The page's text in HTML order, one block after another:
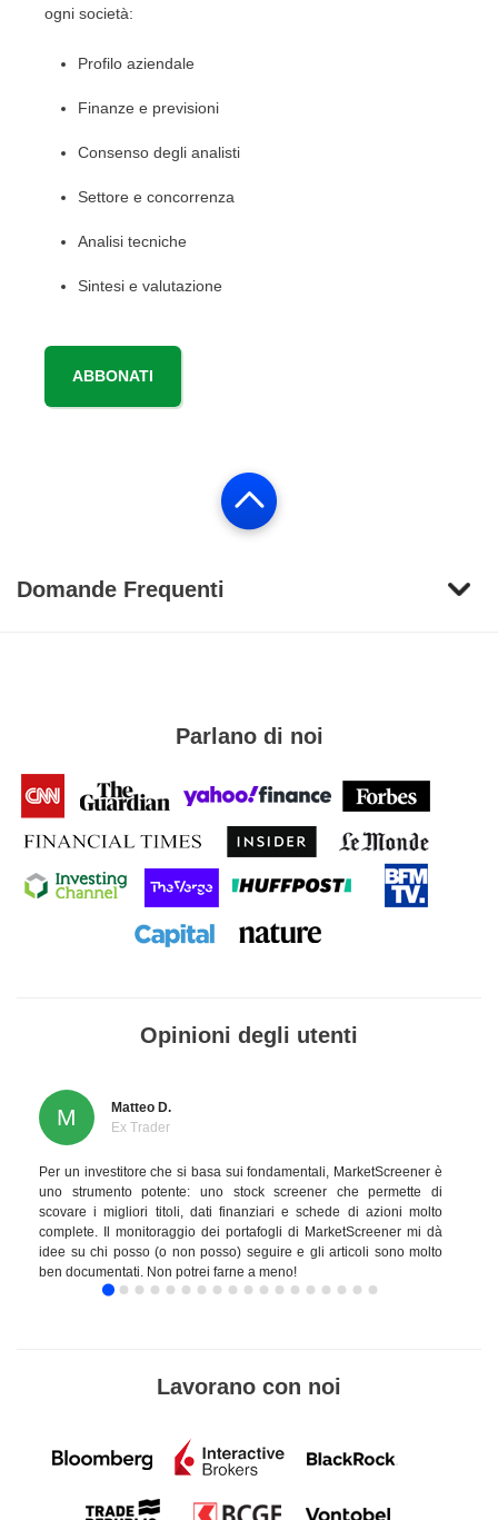
ogni società:
Profilo aziendale
Finanze e previsioni
Consenso degli analisti
Settore e concorrenza
Analisi tecniche
Sintesi e valutazione
ABBONATI
Domande Frequenti
Parlano di noi
Opinioni degli utenti
M
Matteo D.
Ex Trader
Per un investitore che si basa sui fondamentali, MarketScreener è
uno strumento potente: uno stock screener che permette di
scovare i migliori titoli, dati finanziari e schede di azioni molto
complete. Il monitoraggio dei portafogli di MarketScreener mi dà
idee su chi posso (o non posso) seguire e gli articoli sono molto
ben documentati. Non potrei farne a meno!
Lavorano con noi